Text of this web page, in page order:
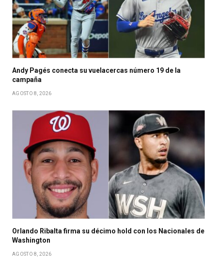
Andy Pagés conecta su vuelacercas número 19 de la
campaña
AGOSTO 8, 2026
Orlando Ribalta firma su décimo hold con los Nacionales de
Washington
AGOSTO 8, 2026